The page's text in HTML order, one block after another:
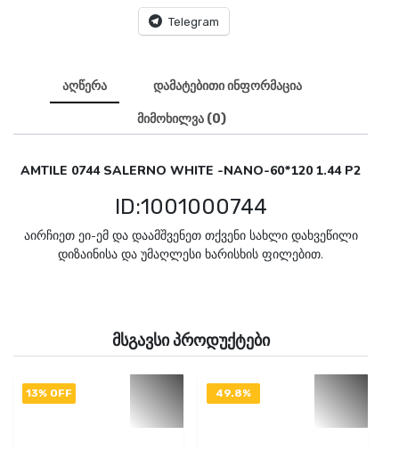
Telegram
აღწერა დამატებითი ინფორმაცია
მიმოხილვა (0)
AMTILE 0744 SALERNO WHITE -NANO-60*120 1.44 P2
ID:1001000744
აირჩიეთ ეი-ემ და დაამშვენეთ თქვენი სახლი დახვეწილი
დიზაინისა და უმაღლესი ხარისხის ფილებით.
მსგავსი პროდუქტები
13% OFF
49.8%